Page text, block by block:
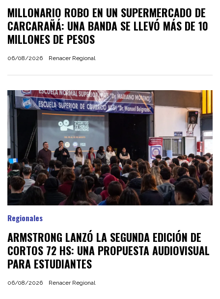
MILLONARIO ROBO EN UN SUPERMERCADO DE
CARCARAÑÁ: UNA BANDA SE LLEVÓ MÁS DE 10
MILLONES DE PESOS
Renacer Regional
06/08/2026
ARMSTRONG LANZÓ LA SEGUNDA EDICIÓN DE
CORTOS 72 HS: UNA PROPUESTA AUDIOVISUAL
PARA ESTUDIANTES
Renacer Regional
Regionales
06/08/2026